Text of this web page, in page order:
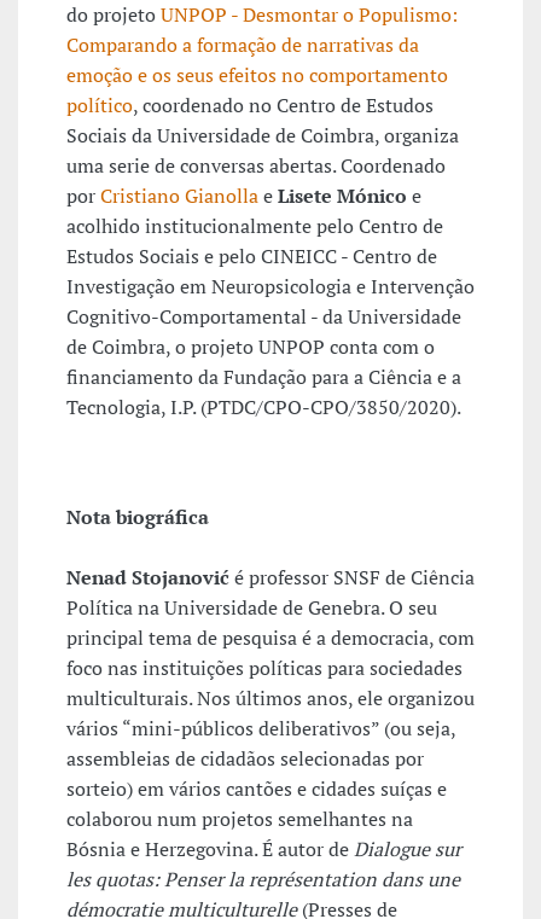
do projetoUNPOP - Desmontar o Populismo:
Comparando a formação de narrativas da
emoção e os seus efeitos no comportamento
político, coordenado no Centro de Estudos
Sociais da Universidade de Coimbra, organiza
uma serie de conversas abertas. Coordenado
porCristiano GianollaeLisete Mónico e
acolhido institucionalmente pelo Centro de
Estudos Sociais e pelo CINEICC - Centro de
Investigação em Neuropsicologia e Intervenção
Cognitivo-Comportamental - da Universidade
de Coimbra, o projeto UNPOP conta com o
financiamento da Fundação para a Ciência e a
Tecnologia, I.P. (PTDC/CPO-CPO/3850/2020).
Nota biográfica
Nenad Stojanovićé professor SNSF de Ciência
Política na Universidade de Genebra. O seu
principal tema de pesquisa é a democracia, com
foco nas instituições políticas para sociedades
multiculturais. Nos últimos anos, ele organizou
vários “mini-públicos deliberativos” (ou seja,
assembleias de cidadãos selecionadas por
sorteio) em vários cantões e cidades suíças e
colaborou num projetos semelhantes na
Bósnia e Herzegovina. É autor deDialogue sur
les quotas: Penser la représentation dans une
démocratie multiculturelle(Presses de